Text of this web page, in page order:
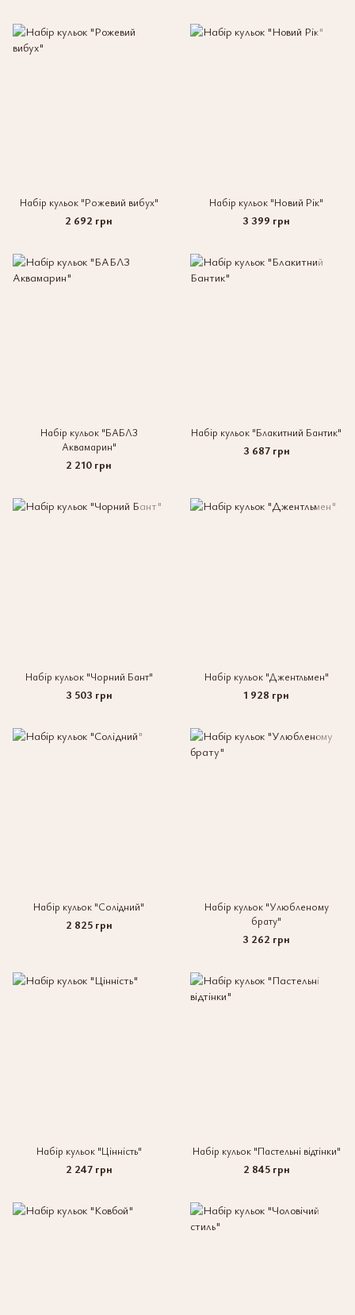
Набір кульок "Рожевий вибух"
2 692 грн
Набір кульок "Новий Рік"
3 399 грн
Набір кульок "БАБЛЗ
Аквамарин"
2 210 грн
Набір кульок "Блакитний Бантик"
3 687 грн
Набір кульок "Чорний Бант"
3 503 грн
Набір кульок "Джентльмен"
1 928 грн
Набір кульок "Солідний"
2 825 грн
Набір кульок "Улюбленому
брату"
3 262 грн
Набір кульок "Цінність"
2 247 грн
Набір кульок "Пастельні відтінки"
2 845 грн